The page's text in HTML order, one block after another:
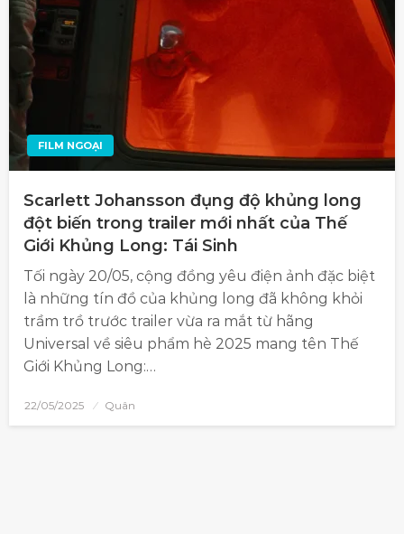
FILM NGOẠI
Scarlett Johansson đụng độ khủng long
đột biến trong trailer mới nhất của Thế
Giới Khủng Long: Tái Sinh
Tối ngày 20/05, cộng đồng yêu điện ảnh đặc biệt
là những tín đồ của khủng long đã không khỏi
trầm trồ trước trailer vừa ra mắt từ hãng
Universal về siêu phẩm hè 2025 mang tên Thế
Giới Khủng Long:…
22/05/2025 Quân